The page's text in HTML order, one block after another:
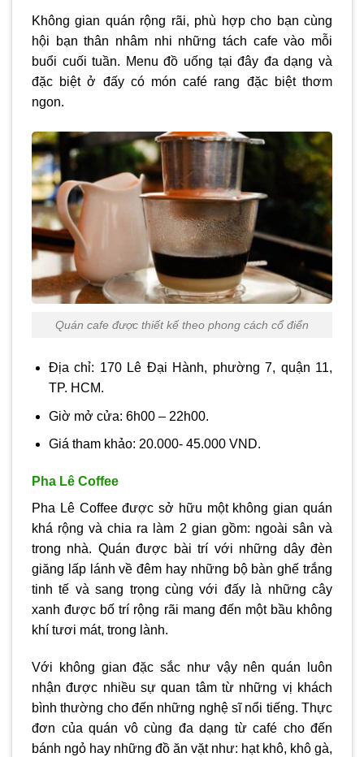
Không gian quán rộng rãi, phù hợp cho bạn cùng
hội bạn thân nhâm nhi những tách cafe vào mỗi
buổi cuối tuần. Menu đồ uống tại đây đa dạng và
đặc biệt ở đấy có món café rang đặc biệt thơm
ngon.
Quán cafe được thiết kế theo phong cách cổ điển
Địa chỉ: 170 Lê Đại Hành, phường 7, quận 11,
TP. HCM.
Giờ mở cửa: 6h00 – 22h00.
Giá tham khảo: 20.000- 45.000 VND.
Pha Lê Coffee
Pha Lê Coffee được sở hữu một không gian quán
khá rộng và chia ra làm 2 gian gồm: ngoài sân và
trong nhà. Quán được bài trí với những dây đèn
giăng lấp lánh về đêm hay những bộ bàn ghế trắng
tinh tế và sang trọng cùng với đấy là những cây
xanh được bố trí rộng rãi mang đến một bầu không
khí tươi mát, trong lành.
Với không gian đặc sắc như vậy nên quán luôn
nhận được nhiều sự quan tâm từ những vị khách
bình thường cho đến những nghệ sĩ nổi tiếng. Thực
đơn của quán vô cùng đa dạng từ café cho đến
bánh ngỏ hay những đồ ăn vặt như: hạt khô, khô gà,